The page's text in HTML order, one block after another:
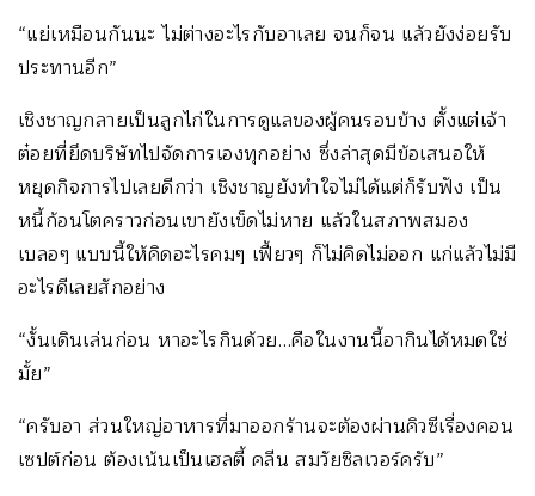
“แย่เหมือนกันนะ ไม่ต่างอะไรกับอาเลย จนก็จน แล้วยังง่อยรับ
ประทานอีก”
เชิงชาญกลายเป็นลูกไก่ในการดูแลของผู้คนรอบข้าง ตั้งแต่เจ้า
ต๋อยที่ยึดบริษัทไปจัดการเองทุกอย่าง ซึ่งล่าสุดมีข้อเสนอให้
หยุดกิจการไปเลยดีกว่า เชิงชาญยังทำใจไม่ได้แต่ก็รับฟัง เป็น
หนี้ก้อนโตคราวก่อนเขายังเข็ดไม่หาย แล้วในสภาพสมอง
เบลอๆ แบบนี้ให้คิดอะไรคมๆ เฟี้ยวๆ ก็ไม่คิดไม่ออก แก่แล้วไม่มี
อะไรดีเลยสักอย่าง
“งั้นเดินเล่นก่อน หาอะไรกินด้วย…คือในงานนี้อากินได้หมดใช่
มั้ย”
“ครับอา ส่วนใหญ่อาหารที่มาออกร้านจะต้องผ่านคิวซีเรื่องคอน
เซปต์ก่อน ต้องเน้นเป็นเฮลตี้ คลีน สมวัยซิลเวอร์ครับ”